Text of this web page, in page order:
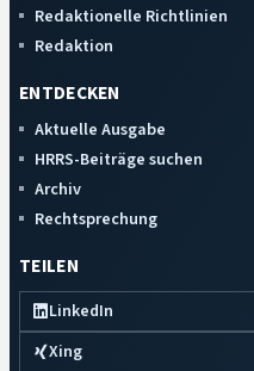
Redaktionelle Richtlinien
Redaktion
ENTDECKEN
Aktuelle Ausgabe
HRRS-Beiträge suchen
Archiv
Rechtsprechung
TEILEN
LinkedIn
Xing